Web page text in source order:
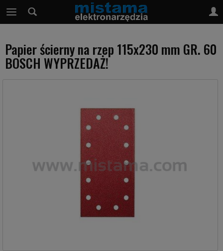
Papier ścierny na rzep 115x230 mm GR. 60
BOSCH WYPRZEDAŻ!